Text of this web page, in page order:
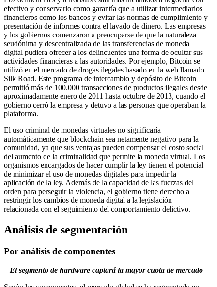
efectivo y conservarlo como garantía que a utilizar intermediarios
financieros como los bancos y evitar las normas de cumplimiento y
presentación de informes contra el lavado de dinero. Las empresas
y los gobiernos comenzaron a preocuparse de que la naturaleza
seudónima y descentralizada de las transferencias de moneda
digital pudiera ofrecer a los delincuentes una forma de ocultar sus
actividades financieras a las autoridades. Por ejemplo, Bitcoin se
utilizó en el mercado de drogas ilegales basado en la web llamado
Silk Road. Este programa de intercambio y depósito de Bitcoin
permitió más de 100.000 transacciones de productos ilegales desde
aproximadamente enero de 2011 hasta octubre de 2013, cuando el
gobierno cerró la empresa y detuvo a las personas que operaban la
plataforma.
El uso criminal de monedas virtuales no significaría
automáticamente que blockchain sea netamente negativo para la
comunidad, ya que sus ventajas pueden compensar el costo social
del aumento de la criminalidad que permite la moneda virtual. Los
organismos encargados de hacer cumplir la ley tienen el potencial
de minimizar el uso de monedas digitales para impedir la
aplicación de la ley. Además de la capacidad de las fuerzas del
orden para perseguir la violencia, el gobierno tiene derecho a
restringir los cambios de moneda digital a la legislación
relacionada con el seguimiento del comportamiento delictivo.
Análisis de segmentación
Por análisis de componentes
El segmento de hardware captará la mayor cuota de mercado